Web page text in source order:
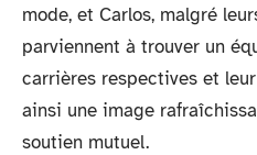
mode, et Carlos, malgré
parviennent à trouver un
carrières respectives et
ainsi une image
soutien mutuel.